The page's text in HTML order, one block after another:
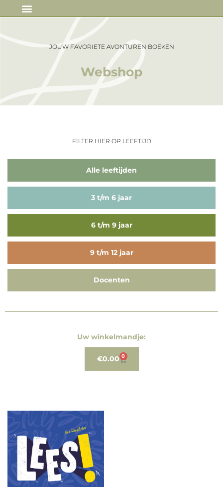
JOUW FAVORIETE AVONTUREN BOEKEN
Webshop
FILTER HIER OP LEEFTIJD
Alle leeftijden
3 t/m 6 jaar
6 t/m 9 jaar
9 t/m 12 jaar
Docenten
Uw winkelmandje:
€0.00 0